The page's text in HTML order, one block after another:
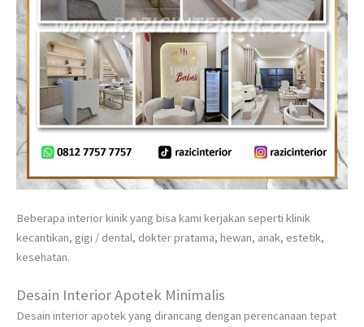
Beberapa interior kinik yang bisa kami kerjakan seperti klinik
kecantikan, gigi / dental, dokter pratama, hewan, anak, estetik,
kesehatan.
Desain Interior Apotek Minimalis
Desain interior apotek yang dirancang dengan perencanaan tepat